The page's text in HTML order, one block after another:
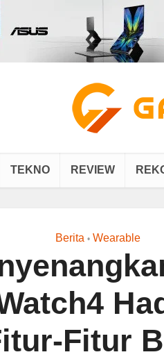
TEKNO REVIEW
Berita • Wearable
Fitur